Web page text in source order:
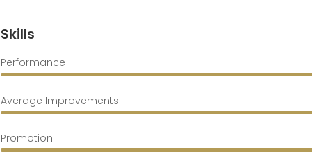
Skills
Performance
Average Improvements
Promotion